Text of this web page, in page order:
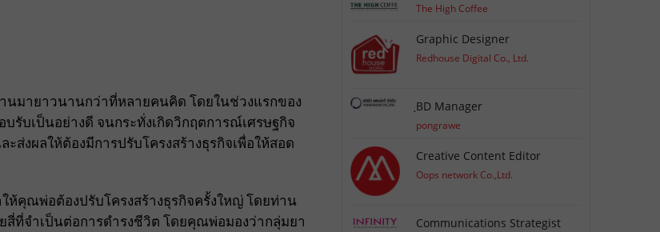
ฐานมายาวนานกว่าที่หลายคนคิด โดยในช่วงแรกของ
รับเป็นอย่างดี จนกระทั่งเกิดวิกฤตการณ์เศรษฐกิจ
ส่งผลให้ต้องมีการปรับโครงสร้างธุรกิจเพื่อให้สอด
คุณพ่อต้องปรับโครงสร้างธุรกิจครั้งใหญ่ โดยท่าน
ที่จำเป็นต่อการดำรงชีวิต โดยคุณพ่อมองว่ากลุ่มยา
The High Coffee
Graphic Designer
Redhouse Digital Co., Ltd.
ฺBD Manager
pongrawe
Creative Content Editor
Oops network Co.,Ltd.
Communications Strategist